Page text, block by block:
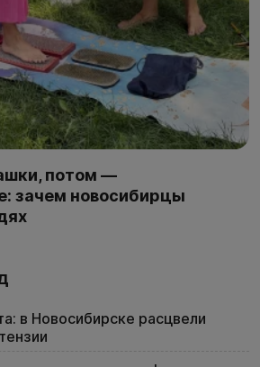
потом —
зачем новосибирцы
в Новосибирске расцвели